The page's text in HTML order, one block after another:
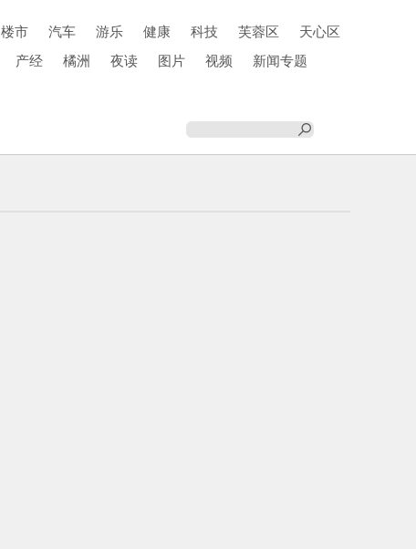
楼市 汽车 游乐 健康 科技 芙蓉区
天心区
产经 橘洲 夜读 图片 视频
新闻专题